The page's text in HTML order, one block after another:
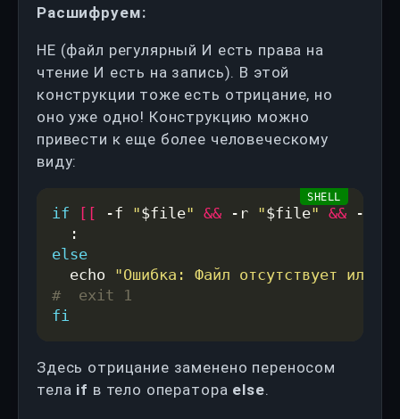
Расшифруем:
НЕ (файл регулярный И есть права на
чтение И есть на запись). В этой
конструкции тоже есть отрицание, но
оно уже одно! Конструкцию можно
привести к еще более человеческому
виду:
if [[ -f "$file" && -r "$file" && -w
else
  echo
"Ошибка: Файл отсутствует или
#  exit 1
fi
Здесь отрицание заменено переносом
тела if в тело оператора else.